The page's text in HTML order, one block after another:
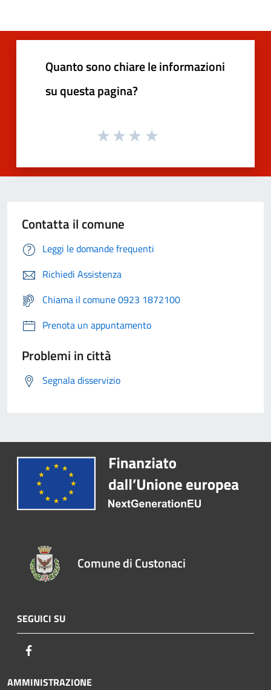
Quanto sono chiare le informazioni
su questa pagina?
Contatta il comune
Leggi le domande frequenti
Richiedi Assistenza
Chiama il comune 0923 1872100
Prenota un appuntamento
Problemi in città
Segnala disservizio
Comune di Custonaci
SEGUICI SU
AMMINISTRAZIONE